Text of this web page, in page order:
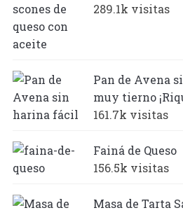
289.1k visitas
Pan de Avena
muy tierno
161.7k visitas
Fainá de Queso
156.5k visitas
Masa de Tarta